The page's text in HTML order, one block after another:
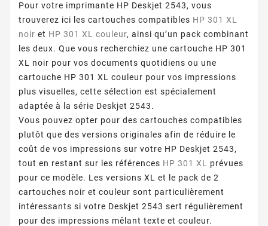
Pour votre imprimante HP Deskjet 2543, vous
trouverez ici les cartouches compatibles HP 301 XL
noir et HP 301 XL couleur, ainsi qu’un pack combinant
les deux. Que vous recherchiez une cartouche HP 301
XL noir pour vos documents quotidiens ou une
cartouche HP 301 XL couleur pour vos impressions
plus visuelles, cette sélection est spécialement
adaptée à la série Deskjet 2543.
Vous pouvez opter pour des cartouches compatibles
plutôt que des versions originales afin de réduire le
coût de vos impressions sur votre HP Deskjet 2543,
tout en restant sur les références HP 301 XL
prévues
pour ce modèle. Les versions XL et le pack de 2
cartouches noir et couleur sont particulièrement
intéressants si votre Deskjet 2543 sert régulièrement
pour des impressions mêlant texte et couleur.